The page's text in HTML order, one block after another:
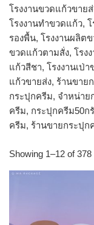
โรงงานขวดแก้วขาย
โรงงานทําขวดแก้ว,
รองพื้น, โรงงานผลิต
ขวดแก้วตามสั่ง, โรง
แก้วสีชา, โรงงานเป่
แก้วขายส่ง, ร้านขาย
กระปุกครีม, จำหน่า
ครีม, กระปุกครีม50ก
ครีม, ร้านขายกระปุ
Showing 1–12 of